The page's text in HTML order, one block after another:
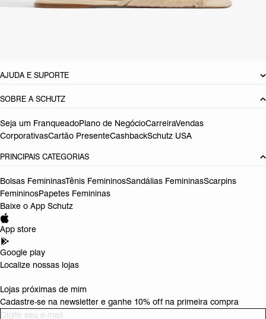
CARACTERÍSTICAS
AJUDA E SUPORTE
SOBRE A SCHUTZ
Seja um FranqueadoPlano de NegócioCarreiraVendas
CorporativasCartão PresenteCashbackSchutz USA
PRINCIPAIS CATEGORIAS
Bolsas FemininasTênis FemininosSandálias FemininasScarpins
FemininosPapetes Femininas
Baixe o App Schutz
App store
Google play
Localize nossas lojas
Lojas próximas de mim
Cadastre-se na newsletter e ganhe 10% off na primeira compra